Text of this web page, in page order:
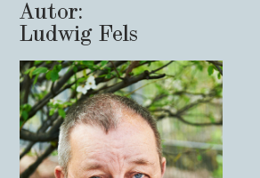
Autor:
Ludwig Fels